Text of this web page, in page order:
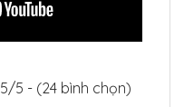
5/5 - (24 bình chọn)